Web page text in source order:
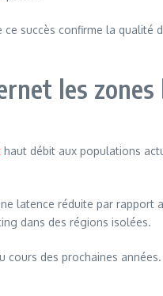
succès confirme la
les
haut débit aux populations
latence réduite par
dans des régions isolées.
des prochaines